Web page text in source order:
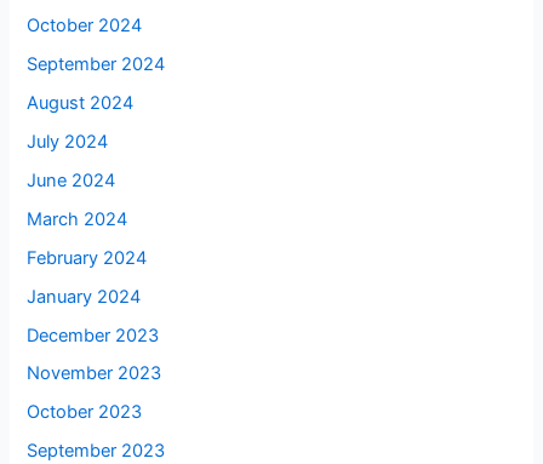
October 2024
September 2024
August 2024
July 2024
June 2024
March 2024
February 2024
January 2024
December 2023
November 2023
October 2023
September 2023